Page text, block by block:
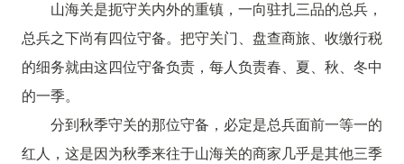
山海关是扼守关内外的重镇，一向驻扎三品的总兵，
总兵之下尚有四位守备。把守关门、盘查商旅、收缴行税
的细务就由这四位守备负责，每人负责春、夏、秋、冬中
的一季。
分到秋季守关的那位守备，必定是总兵面前一等一的
红人，这是因为秋季来往于山海关的商家几乎是其他三季